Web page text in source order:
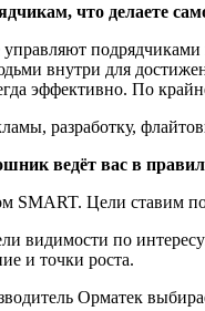
что делаете
внутри для
эффективно. По
разработку,
ведёт вас в
SMART. Цели
видимости по
и точки роста.